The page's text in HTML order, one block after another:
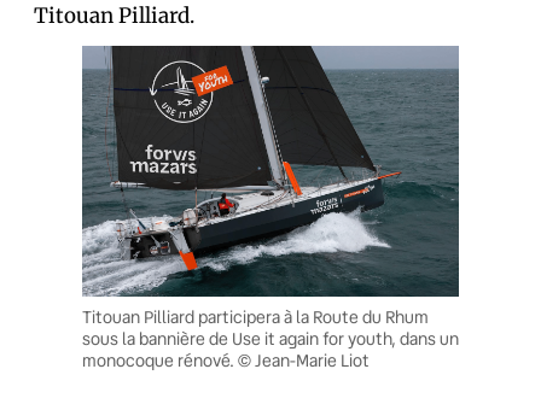
Titouan Pilliard.
Titouan Pilliard participera à la Route du Rhum
sous la bannière de Use it again for youth, dans un
monocoque rénové. © Jean-Marie Liot